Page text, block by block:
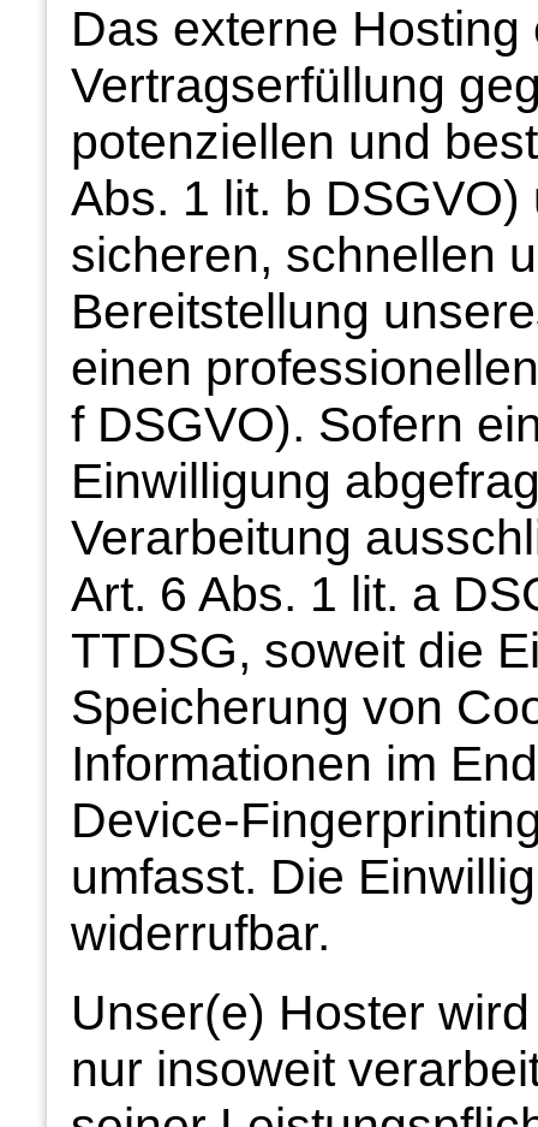
Das externe
Vertragserfüllung
potenziellen und
Abs. 1 lit. b
sicheren, schnellen
Bereitstellung
einen
f DSGVO). Sofern
Einwilligung
Verarbeitung
Art. 6 Abs. 1 lit. a
TTDSG, soweit die
Speicherung von
Informationen im
Device-
umfasst. Die
widerrufbar.
Unser(e) Hoster
nur insoweit